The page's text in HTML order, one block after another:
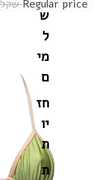
ש
ל
מי
ם
חז
יו
ת
ת
Regular price